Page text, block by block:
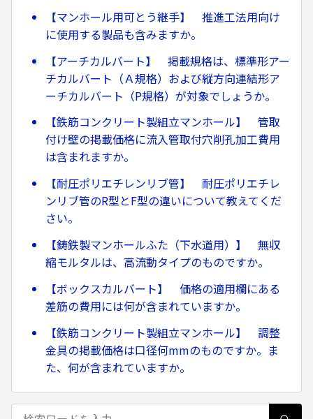
【マンホール用可とう継手】 推進工法用向け
に使用する製品も含みますか。
【アーチカルバート】 掲載規格は、標準形アー
チカルバート（Ａ規格）および縦方向連結形ア
ーチカルバート（P規格）が対象でしょうか。
【鉄筋コンクリート製組立マンホール】 管取
付け壁の掲載価格に流入管取付穴削孔加工費用
は含まれますか。
【耐圧ポリエチレンリブ管】 耐圧ポリエチレ
ンリブ管のR型とF型の違いについて教えてくだ
さい。
【鋳鉄製マンホールふた（下水道用）】 無収
縮モルタルは、高流動タイプのものですか。
【ボックスカルバート】 価格の適用欄にある
差筋の費用には何が含まれていますか。
【鉄筋コンクリート製組立マンホール】 調整
金具の掲載価格は口径何mmのものですか。ま
た、何が含まれていますか。